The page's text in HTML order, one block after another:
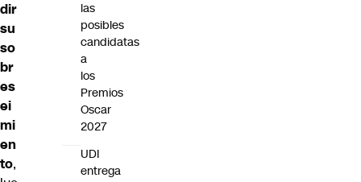
dir
su
so
br
es
ei
mi
en
to,
las
posibles
candidatas
a
los
Premios
Oscar
2027
UDI
entrega